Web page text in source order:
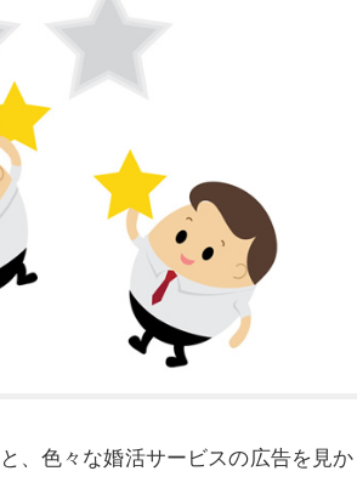
、色々な婚活サービスの広告を見か